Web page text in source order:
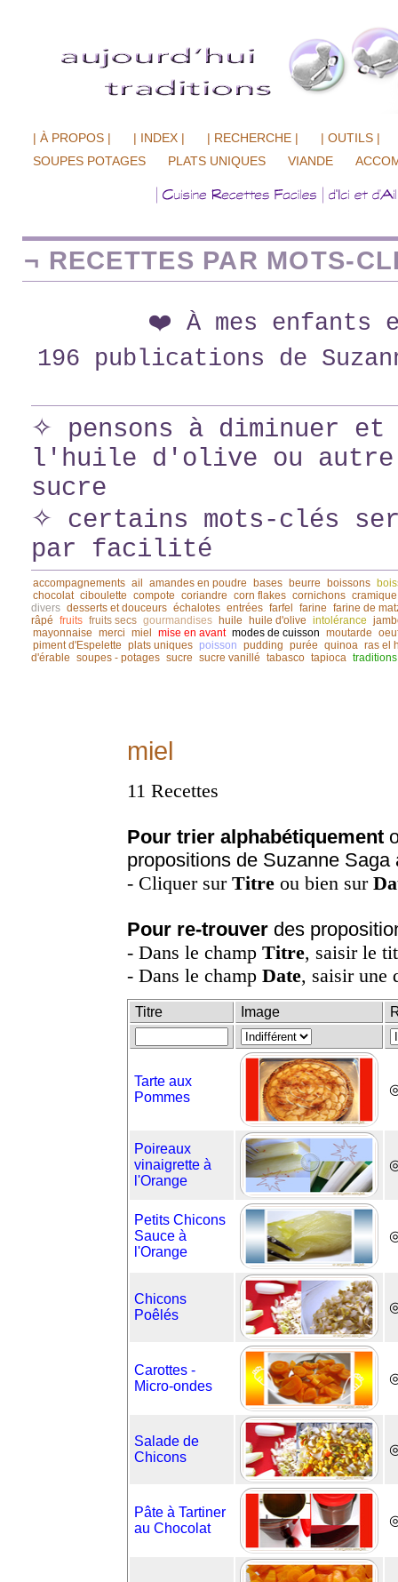
| À PROPOS | | INDEX | | RECHERCHE |
| OUTILS |
SOUPES POTAGES
PLATS UNIQUES VIANDE
¬ RECETTES PAR MOTS-
❤️ À mes enfants
196 publications de
✧ pensons à diminuer
l'huile d'olive ou autre
sucre
✧ certains mots-clés
par facilité
accompagnements ail amandes en poudre bases beurre boissons
chocolat ciboulette compote coriandre corn flakes cornichons cramique
divers desserts et douceurs échalotes entrées farfel farine farine de
râpé fruits fruits secs gourmandises huile huile d'olive intolérance
mayonnaise merci miel mise en avant modes de cuisson moutarde
piment d'Espelette plats uniques poisson pudding purée quinoa ras el
d'érable soupes - potages sucre sucre vanillé tabasco tapioca traditions
miel
11 Recettes
Pour trier alphabétiquement
propositions de Suzanne
- Cliquer sur Titre ou bien sur
Pour re-trouver des
- Dans le champ Titre, saisir le
- Dans le champ Date, saisir une
Titre Image
Tarte aux
Pommes
Poireaux
vinaigrette à
l'Orange
Petits Chicons
Sauce à
l'Orange
Chicons
Poêlés
Carottes -
Micro-ondes
Salade de
Chicons
Pâte à Tartiner
au Chocolat